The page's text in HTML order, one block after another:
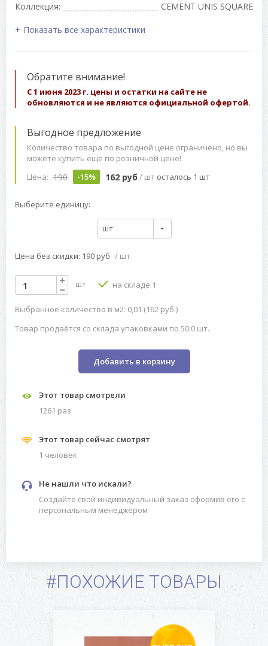
Коллекция:
CEMENT UNIS SQUARE
Показать все характеристики
Обратите внимание!
С 1 июня 2023 г. цены и остатки на сайте не
обновляются и не являются официальной офертой.
Выгодное предложение
Количество товара по выгодной цене ограничено, но вы
можете купить ещё по розничной цене!
Цена: 190 -15% 162 руб / шт осталось 1 шт
Выберите единицу:
шт
Цена без скидки: 190 руб / шт
шт на складе 1
Выбранное количество в м2: 0,01 (162 руб.)
Товар продаётся со склада упаковками по 50.0 шт.
Добавить в корзину
Этот товар смотрели
1261 раз
Этот товар сейчас смотрят
1 человек
Не нашли что искали?
Создайте свой индивидуальный заказ оформив его с
персональным менеджером
#ПОХОЖИЕ ТОВАРЫ